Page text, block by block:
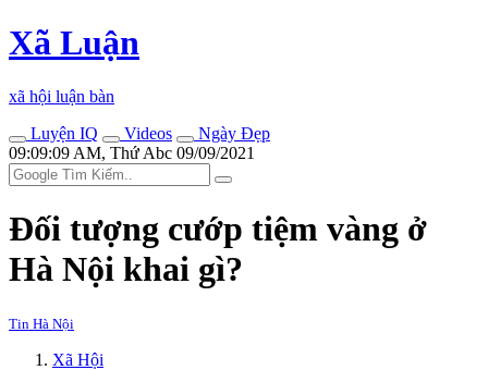
Xã Luận
xã hội luận bàn
Luyện IQ
Videos
Ngày Đẹp
09:09:09 AM, Thứ Abc 09/09/2021
Đối tượng cướp tiệm vàng ở
Hà Nội khai gì?
Tin Hà Nội
Xã Hội